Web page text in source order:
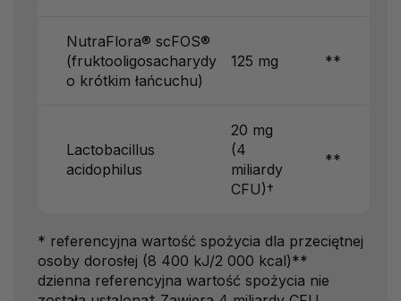
NutraFlora® scFOS®
(fruktooligosacharydy
o krótkim łańcuchu)
125 mg **
Lactobacillus
acidophilus
20 mg
(4
miliardy
CFU)†
**
* referencyjna wartość spożycia dla przeciętnej
osoby dorosłej (8 400 kJ/2 000 kcal)**
dzienna referencyjna wartość spożycia nie